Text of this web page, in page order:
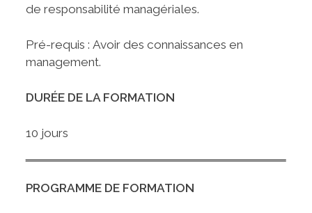
de responsabilité managériales.
Pré-requis : Avoir des connaissances en
management.
DURÉE DE LA FORMATION
10 jours
PROGRAMME DE FORMATION